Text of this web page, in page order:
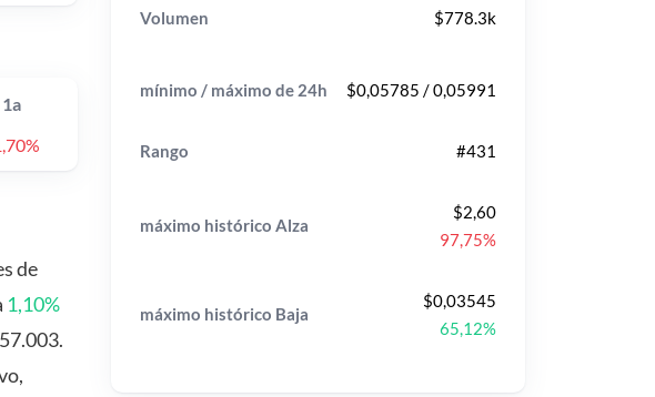
1a
de
1,10%
Volumen $778.3k
mínimo / máximo de 24h $0,05785 / 0,05991
Rango #431
máximo histórico Alza
$2,60
97,75%
máximo histórico Baja
$0,03545
65,12%